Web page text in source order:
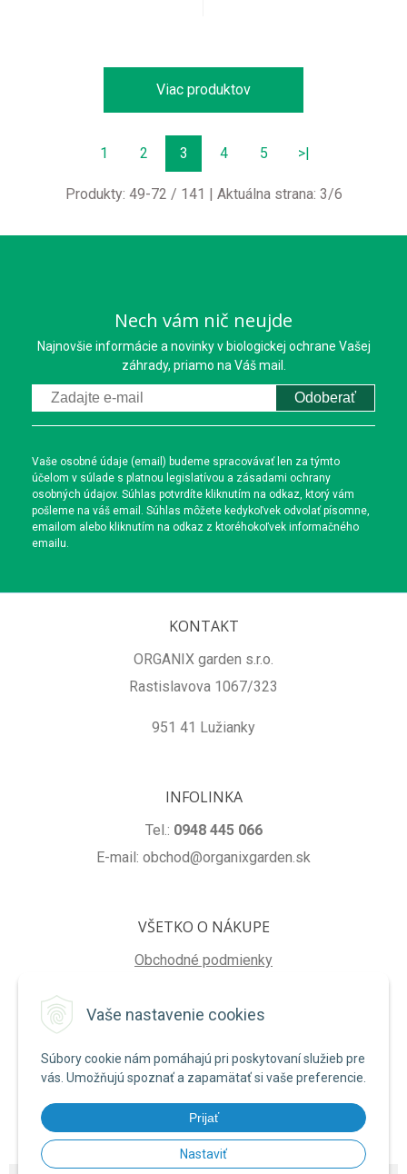
Vaše nastavenie cookies
Súbory cookie nám pomáhajú pri poskytovaní služieb pre
vás. Umožňujú spoznať a zapamätať si vaše preferencie.
Prijať
Nastaviť
Viac produktov
1 2 3 4 5 >|
Produkty: 49-72 / 141 | Aktuálna strana: 3/6
Nech vám nič neujde
Najnovšie informácie a novinky v biologickej ochrane Vašej
záhrady, priamo na Váš mail.
Odoberať
Vaše osobné údaje (email) budeme spracovávať len za týmto
účelom v súlade s platnou legislatívou a zásadami ochrany
osobných údajov. Súhlas potvrdíte kliknutím na odkaz, ktorý vám
pošleme na váš email. Súhlas môžete kedykoľvek odvolať písomne,
emailom alebo kliknutím na odkaz z ktoréhokoľvek informačného
emailu.
KONTAKT
ORGANIX garden s.r.o.
Rastislavova 1067/323
951 41 Lužianky
INFOLINKA
Tel.: 0948 445 066
E-mail: obchod@organixgarden.sk
VŠETKO O NÁKUPE
Obchodné podmienky
Reklamačné podmienky
NA STIAHNUTIE
Formulár na odstúpenie od zmluvy
Poučenie o uplatnení práva na odstúpenie od zmluvy